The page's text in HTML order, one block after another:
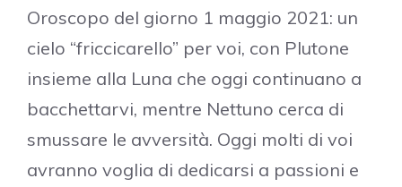
Oroscopo del giorno 1 maggio 2021: un
cielo “friccicarello” per voi, con Plutone
insieme alla Luna che oggi continuano a
bacchettarvi, mentre Nettuno cerca di
smussare le avversità. Oggi molti di voi
avranno voglia di dedicarsi a passioni e